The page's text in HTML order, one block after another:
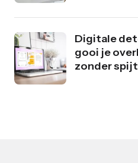
Digitale
gooi je
zonder spijt